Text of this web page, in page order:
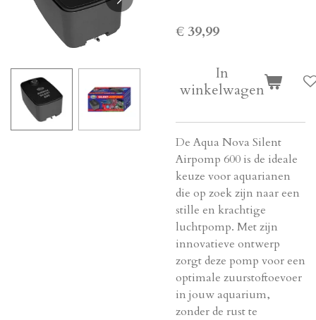
€ 39,99
In
winkelwagen
De Aqua Nova Silent
Airpomp 600 is de ideale
keuze voor aquarianen
die op zoek zijn naar een
stille en krachtige
luchtpomp. Met zijn
innovatieve ontwerp
zorgt deze pomp voor een
optimale zuurstoftoevoer
in jouw aquarium,
zonder de rust te